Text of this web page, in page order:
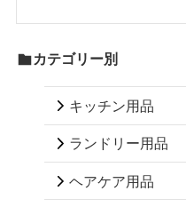
カテゴリー別
キッチン用品
ランドリー用品
ヘアケア用品